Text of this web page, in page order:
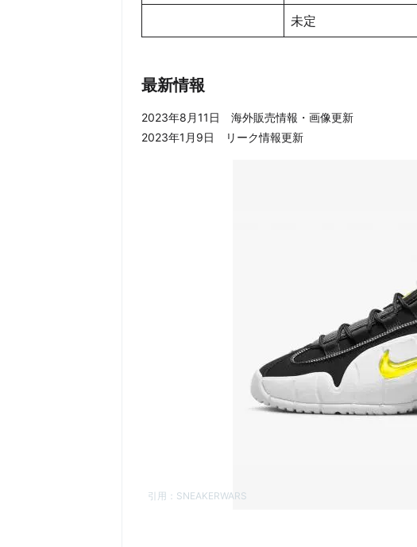
未定
最新情報
2023年8月11日 海外販売情報・画像更新
2023年1月9日 リーク情報更新
引用： SNEAKERWARS